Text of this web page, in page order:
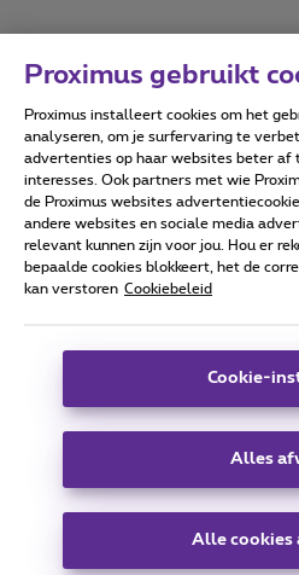
Forumvoorwaarden
Alle rechten voorbehouden. ©
Algemene voorwaarden,
Deze website is gecreëerd en
Koning Albert II-laan 27 - B-1030
Carrier & Wholesale Solutions
Telindus
|Sitemap
Proximus gebruikt
Proximus installeert cookies om het
analyseren, om je surfervaring te
advertenties op haar websites beter af
interesses. Ook partners met wie
de Proximus websites
andere websites en sociale media
relevant kunnen zijn voor jou. Hou er
bepaalde cookies blokkeert, het de
kan verstoren Cookiebeleid
Cookie-
Alles
Alle cookies